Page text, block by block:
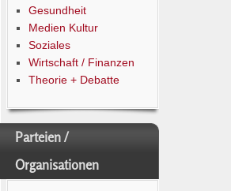
Gesundheit
Medien Kultur
Soziales
Wirtschaft / Finanzen
Theorie + Debatte
Parteien /
Organisationen